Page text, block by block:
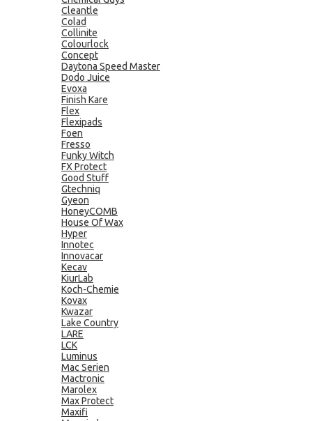
Cleantle
Colad
Collinite
Colourlock
Concept
Daytona Speed Master
Dodo Juice
Evoxa
Finish Kare
Flex
Flexipads
Foen
Fresso
Funky Witch
FX Protect
Good Stuff
Gtechniq
Gyeon
HoneyCOMB
House Of Wax
Hyper
Innotec
Innovacar
Kecav
KiurLab
Koch-Chemie
Kovax
Kwazar
Lake Country
LARE
LCK
Luminus
Mac Serien
Mactronic
Marolex
Max Protect
Maxifi